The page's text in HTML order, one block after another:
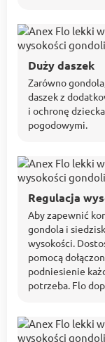
Duży daszek
Zarówno
daszek z
i ochronę
pogodowymi.
Regulacja
Aby zapewnić
gondola i
wysokości.
pomocą
podniesienie
potrzeba. Flo